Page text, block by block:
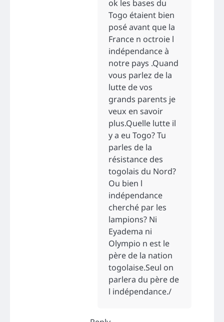
ok les bases du
Togo étaient bien
posé avant que la
France n octroie l
indépendance à
notre pays .Quand
vous parlez de la
lutte de vos
grands parents je
veux en savoir
plus.Quelle lutte il
y a eu Togo? Tu
parles de la
résistance des
togolais du Nord?
Ou bien l
indépendance
cherché par les
lampions? Ni
Eyadema ni
Olympio n est le
père de la nation
togolaise.Seul on
parlera du père de
l indépendance./